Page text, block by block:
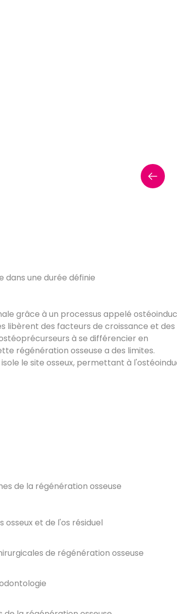
une durée définie
grâce à un processus appelé
libèrent des facteurs de croissance et des
à se différencier en
régénération osseuse a des limites.
le site osseux, permettant à
de la régénération osseuse
et de l'os résiduel
de régénération osseuse